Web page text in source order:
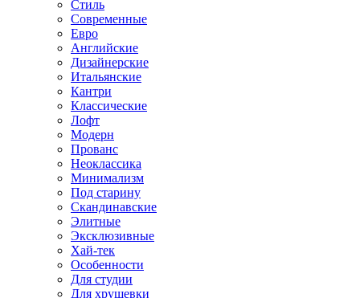
Стиль
Современные
Евро
Английские
Дизайнерские
Итальянские
Кантри
Классические
Лофт
Модерн
Прованс
Неоклассика
Минимализм
Под старину
Скандинавские
Элитные
Эксклюзивные
Хай-тек
Особенности
Для студии
Для хрущевки